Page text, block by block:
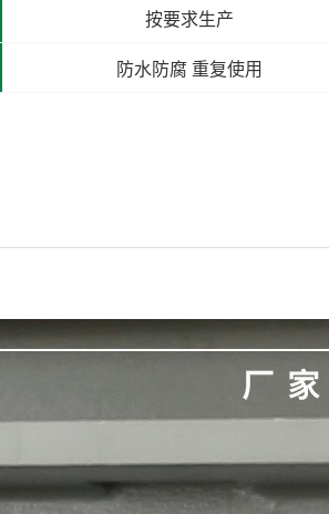
按要求生产
防水防腐 重复使用